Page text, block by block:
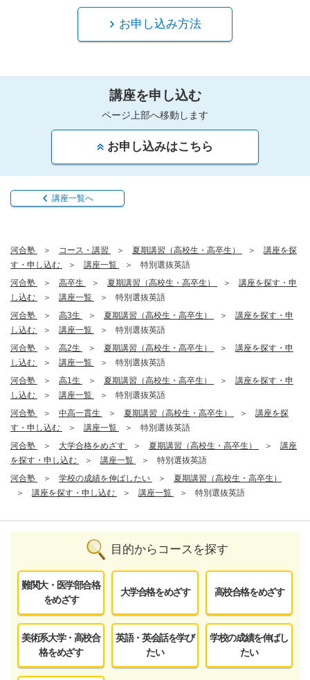
お申し込み方法
講座を申し込む
ページ上部へ移動します
お申し込みはこちら
講座一覧へ
河合塾 コース・講習 夏期講習（高校生・高卒生）
講座を探
す・申し込む
講座一覧
特別選抜英語
河合塾
高卒生 夏期講習（高校生・高卒生）
講座を探す・申
し込む
講座一覧
特別選抜英語
河合塾
高3生 夏期講習（高校生・高卒生）
講座を探す・申
し込む
講座一覧
特別選抜英語
河合塾
高2生 夏期講習（高校生・高卒生）
講座を探す・申
し込む
講座一覧
特別選抜英語
河合塾
高1生 夏期講習（高校生・高卒生）
講座を探す・申
し込む
講座一覧
特別選抜英語
河合塾
中高一貫生 夏期講習（高校生・高卒生）
講座を探
す・申し込む
講座一覧
特別選抜英語
河合塾
大学合格をめざす 夏期講習（高校生・高卒生）
講座
を探す・申し込む
講座一覧
特別選抜英語
河合塾
学校の成績を伸ばしたい
夏期講習（高校生・高卒生）
講座を探す・申し込む
講座一覧 特別選抜英語
目的からコースを探す
難関大・医学部合格
をめざす
大学合格をめざす 高校合格をめざす
美術系大学・高校合
格をめざす
英語・英会話を学び
たい
学校の成績を伸ばし
たい